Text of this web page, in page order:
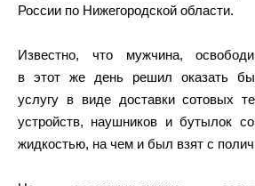
России по Нижегородской области.
Известно, что мужчина,
в этот же день решил оказать
услугу в виде доставки сотовых
устройств, наушников и бутылок
жидкостью, на чем и был взят с